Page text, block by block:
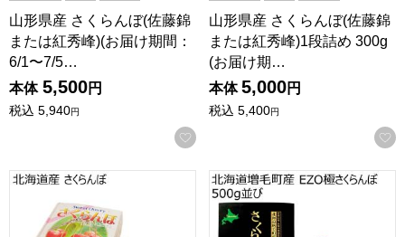
山形県産 さくらんぼ(佐藤錦
または紅秀峰)(お届け期間：
6/1〜7/5…
本体 5,500円
税込 5,940円
お気に入りに登録する
山形県産 さくらんぼ(佐藤錦
または紅秀峰)1段詰め 300g
(お届け期…
本体 5,000円
税込 5,400円
北海道産 さくらんぼ(お届け期間：6/25〜7/20)【夏の贈りも
北海道増毛町産 EZO極さく